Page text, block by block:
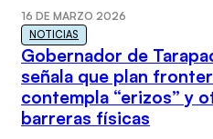
16 DE MARZO 2026
NOTICIAS
Gobernador de
señala que plan
contempla “erizos” y
barreras físicas